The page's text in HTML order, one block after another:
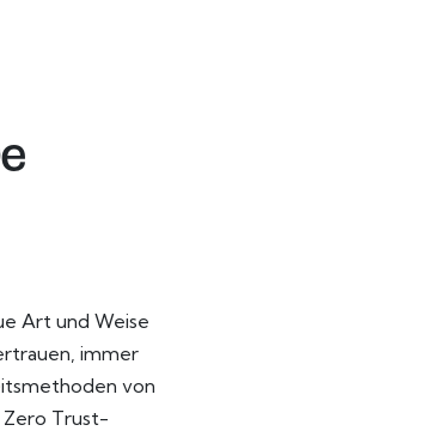
Art und Weise
immer
von
Zero Trust-